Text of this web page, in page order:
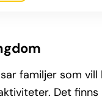
familjer som
Det